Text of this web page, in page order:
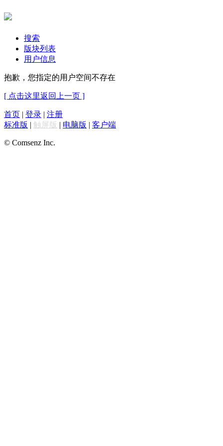
搜索
版块列表
用户信息
抱歉，您指定的用户空间不存在
[ 点击这里返回上一页 ]
首页 | 登录 | 注册
标准版 | 触屏版 | 电脑版 | 客户端
© Comsenz Inc.